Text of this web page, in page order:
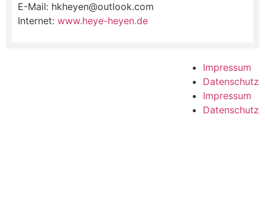
E-Mail: hkheyen@outlook.com
Internet: www.heye-heyen.de
Impressum
Datenschutz
Impressum
Datenschutz